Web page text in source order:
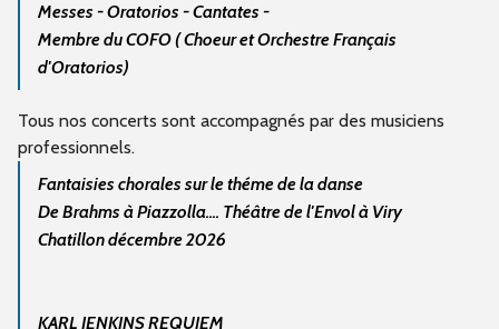
Messes - Oratorios - Cantates -
Membre du COFO ( Choeur et Orchestre Français
d'Oratorios)
Tous nos concerts sont accompagnés par des musiciens
professionnels.
Fantaisies chorales sur le théme de la danse
De Brahms à Piazzolla.... Théâtre de l'Envol à Viry
Chatillon décembre 2026
KARL JENKINS REQUIEM